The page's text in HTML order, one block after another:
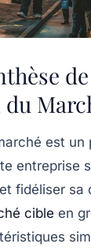
est un
entreprise
et fidéliser sa
cible en